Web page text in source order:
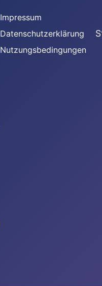
Impressum
Datenschutzerklärung
Nutzungsbedingungen